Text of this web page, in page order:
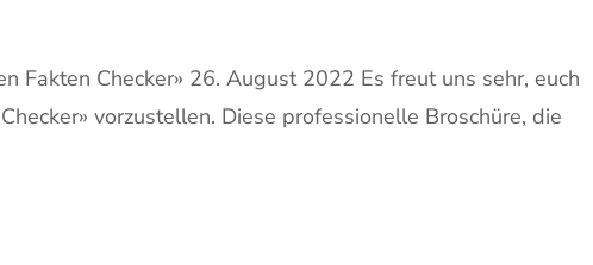
Fakten Checker» 26. August 2022 Es freut uns sehr, euch
vorzustellen. Diese professionelle Broschüre, die